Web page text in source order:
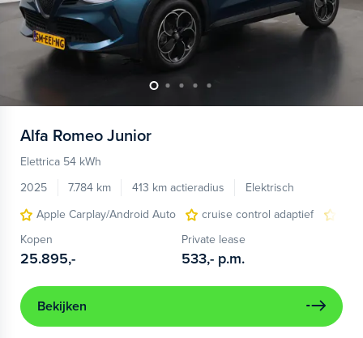
Alfa Romeo Junior
Elettrica 54 kWh
2025
7.784 km 413 km actieradius
Elektrisch
Apple Carplay/Android Auto
cruise control adaptief
Kopen
25.895,-
Private lease
533,- p.m.
Bekijken